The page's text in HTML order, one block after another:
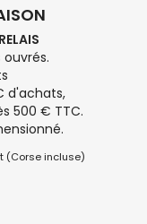
ouvrés.
d'achats,
500 € TTC.
(Corse incluse)